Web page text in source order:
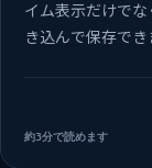
イム表示だけで
き込んで保存で
約3分で読めます